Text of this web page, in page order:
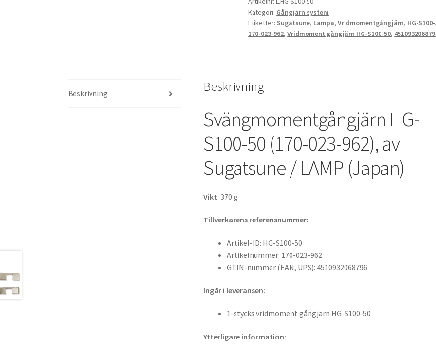
Sugatsune
/
Kategori: Gångjärn system
Etiketter: Sugatsune, Lampa,Vridmomentgångjärn, HG-
170-023-962,Vridmoment gångjärn HG-S100-50,
Beskrivning Beskrivning
Svängmomentgångjärn HG-
S100-50 (170-023-962), av
Sugatsune / LAMP (Japan)
Vikt: 370 g
Tillverkarens referensnummer:
Artikel-ID: HG-S100-50
Artikelnummer: 170-023-962
GTIN-nummer (EAN, UPS): 4510932068796
Ingår i leveransen:
1-stycks vridmoment gångjärn HG-S100-50
Ytterligare information: